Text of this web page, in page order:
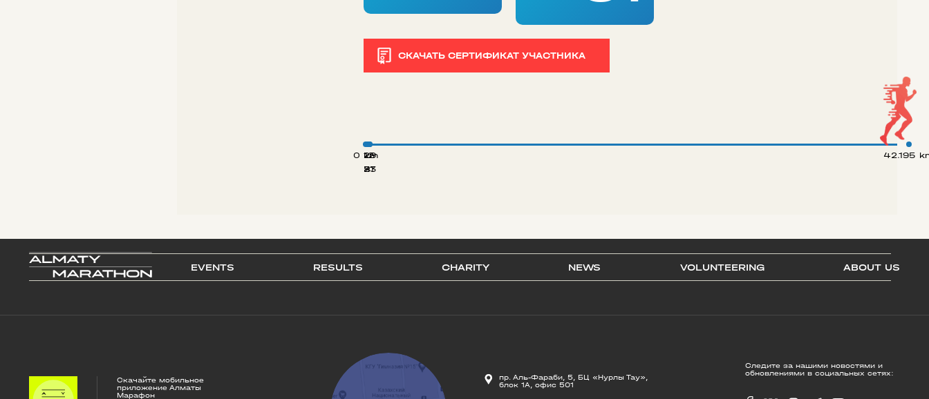
СКАЧАТЬ СЕРТИФИКАТ УЧАСТНИКА
8
12
21
29
33
0 km 42.195
EVENTS RESULTS CHARITY NEWS VOLUNTEERING ABOUT US
Скачайте мобильное
приложение Алматы
Марафон
пр. Аль-Фараби, 5, БЦ «Нурлы Тау»,
блок 1А, офис 501
Следите за нашими новостями и
обновлениями в социальных сетях: